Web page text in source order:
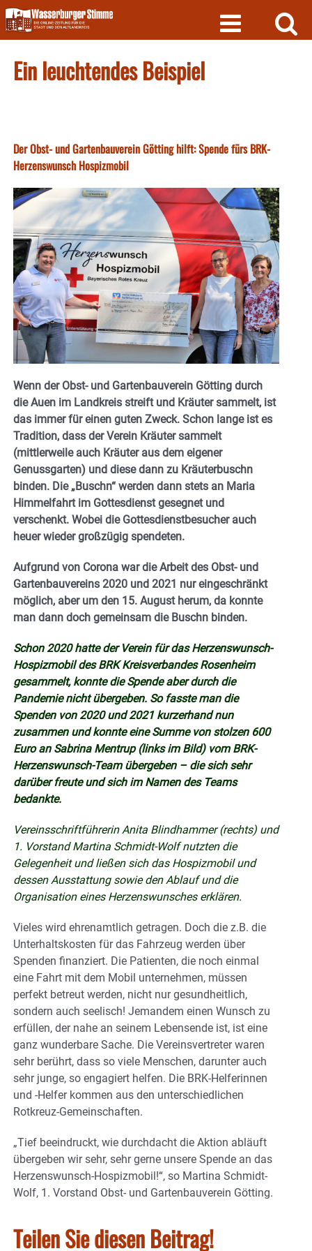
Skip
to
content
Ein leuchtendes Beispiel
Der Obst- und Gartenbauverein Götting hilft: Spende fürs BRK-
Herzenswunsch Hospizmobil
Wenn der Obst- und Gartenbauverein Götting durch
die Auen im Landkreis streift und Kräuter sammelt, ist
das immer für einen guten Zweck. Schon lange ist es
Tradition, dass der Verein Kräuter sammelt
(mittlerweile auch Kräuter aus dem eigener
Genussgarten) und diese dann zu Kräuterbuschn
binden. Die „Buschn“ werden dann stets an Maria
Himmelfahrt im Gottesdienst gesegnet und
verschenkt. Wobei die Gottesdienstbesucher auch
heuer wieder großzügig spendeten.
Aufgrund von Corona war die Arbeit des Obst- und
Gartenbauvereins 2020 und 2021 nur eingeschränkt
möglich, aber um den 15. August herum, da konnte
man dann doch gemeinsam die Buschn binden.
Schon 2020 hatte der Verein für das Herzenswunsch-
Hospizmobil des BRK Kreisverbandes Rosenheim
gesammelt, konnte die Spende aber durch die
Pandemie nicht übergeben. So fasste man die
Spenden von 2020 und 2021 kurzerhand nun
zusammen und konnte eine Summe von stolzen 600
Euro an Sabrina Mentrup (links im Bild) vom BRK-
Herzenswunsch-Team übergeben – die sich sehr
darüber freute und sich im Namen des Teams
bedankte.
Vereinsschriftführerin Anita Blindhammer (rechts) und
1. Vorstand Martina Schmidt-Wolf nutzten die
Gelegenheit und ließen sich das Hospizmobil und
dessen Ausstattung sowie den Ablauf und die
Organisation eines Herzenswunsches erklären.
Vieles wird ehrenamtlich getragen. Doch die z.B. die
Unterhaltskosten für das Fahrzeug werden über
Spenden finanziert. Die Patienten, die noch einmal
eine Fahrt mit dem Mobil unternehmen, müssen
perfekt betreut werden, nicht nur gesundheitlich,
sondern auch seelisch! Jemandem einen Wunsch zu
erfüllen, der nahe an seinem Lebensende ist, ist eine
ganz wunderbare Sache. Die Vereinsvertreter waren
sehr berührt, dass so viele Menschen, darunter auch
sehr junge, so engagiert helfen. Die BRK-Helferinnen
und -Helfer kommen aus den unterschiedlichen
Rotkreuz-Gemeinschaften.
„Tief beeindruckt, wie durchdacht die Aktion abläuft
übergeben wir sehr, sehr gerne unsere Spende an das
Herzenswunsch-Hospizmobil!“, so Martina Schmidt-
Wolf, 1. Vorstand Obst- und Gartenbauverein Götting.
Teilen Sie diesen Beitrag!